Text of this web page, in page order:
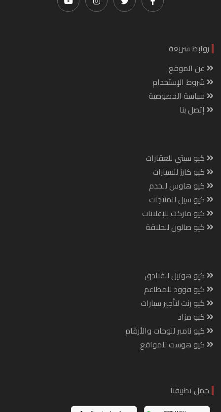
روابط سريعة
عن الموقع
شروط الإستخدام
سياسة الخصوصية
إتصل بنا
كيو سيتي للعقارات
كيو كارز للسيارات
كيو هاوس للخدم
كيو سيل للمنتجات
كيو ماركت للإعلانات
كيو صالون للحلاقة
كيو هوتيل للفنادق
كيو فوود للمطاعم
كيو رنت لتأجير سيارات
كيو مزاد
كيو نامبر للوحات والأرقام
كيو هوست للمواقع
حمل تطبيقنا